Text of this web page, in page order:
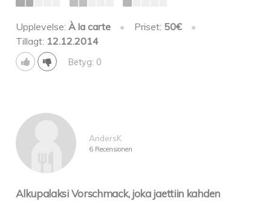
Upplevelse:À la carte • Priset: 50€
•
Tillagt: 12.12.2014
Betyg: 0
AndersK
6 Recensionen
Alkupalaksi Vorschmack, joka jaettiin kahden